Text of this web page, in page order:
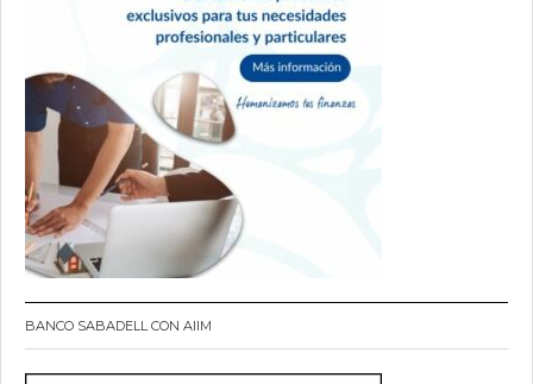
BANCO SABADELL CON AIIM